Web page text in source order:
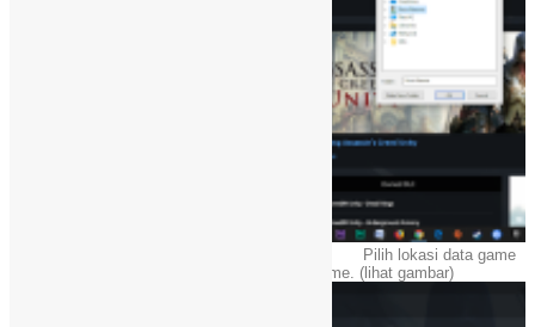
Pilih lokasi data game
Pilih lokasi directory dari folder judul game. (lihat gambar)